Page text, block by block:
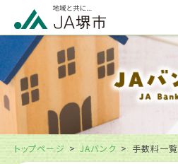
トップページ JAバンク 手数料一覧